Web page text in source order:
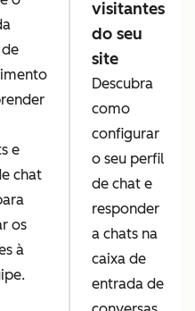
e
chat
os
à
visitantes
do seu
site
Descubra
como
configurar
o seu perfil
de chat e
responder
a chats na
caixa de
entrada de